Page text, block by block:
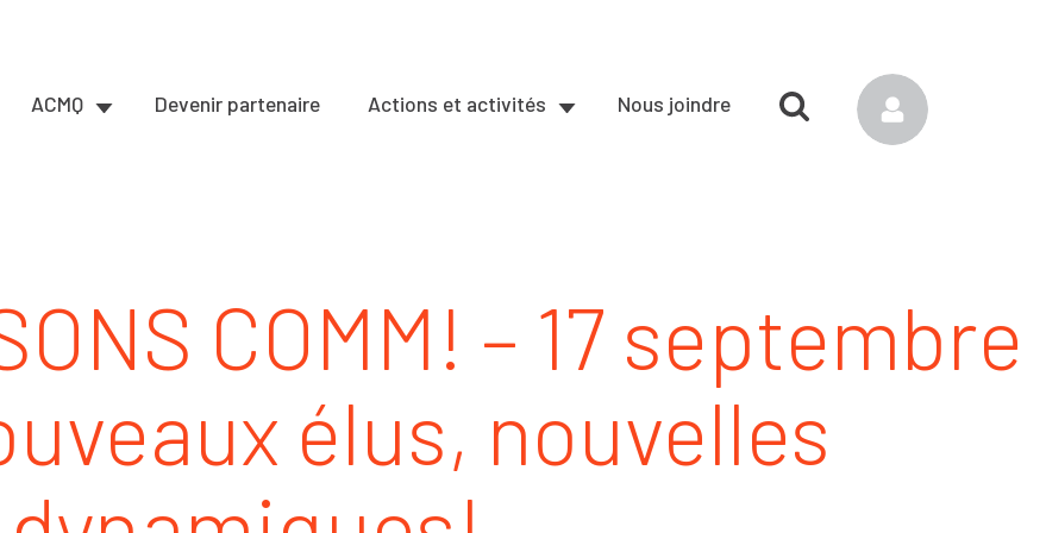
ACMQ Devenir partenaire Actions et activités Nous joindre
COMM! – 17 septembre
élus, nouvelles